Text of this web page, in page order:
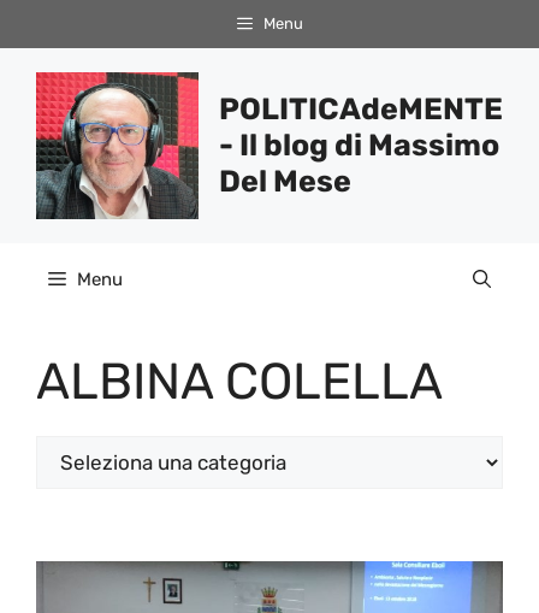
al
contenuto
Menu
POLITICAdeMENTE
- Il blog di Massimo
Del Mese
Menu
ALBINA COLELLA
Categorie